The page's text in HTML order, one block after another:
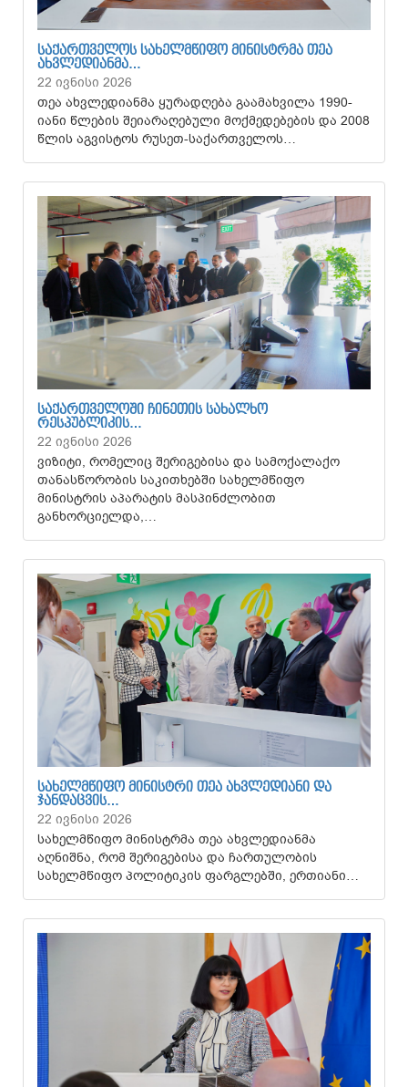
ᲡᲐᲥᲐᲠᲗᲕᲔᲚᲝᲡ ᲡᲐᲮᲔᲚᲛᲬᲘᲤᲝ ᲛᲘᲜᲘᲡᲢᲠᲛᲐ ᲗᲔᲐ
ᲐᲮᲕᲚᲔᲓᲘᲐᲜᲛᲐ…
22 ივნისი 2026
თეა ახვლედიანმა ყურადღება გაამახვილა 1990-
იანი წლების შეიარაღებული მოქმედებების და 2008
წლის აგვისტოს რუსეთ-საქართველოს…
ᲡᲐᲥᲐᲠᲗᲕᲔᲚᲝᲨᲘ ᲩᲘᲜᲔᲗᲘᲡ ᲡᲐᲮᲐᲚᲮᲝ
ᲠᲔᲡᲞᲣᲑᲚᲘᲙᲘᲡ…
22 ივნისი 2026
ვიზიტი, რომელიც შერიგებისა და სამოქალაქო
თანასწორობის საკითხებში სახელმწიფო
მინისტრის აპარატის მასპინძლობით
განხორციელდა,…
ᲡᲐᲮᲔᲚᲛᲬᲘᲤᲝ ᲛᲘᲜᲘᲡᲢᲠᲘ ᲗᲔᲐ ᲐᲮᲕᲚᲔᲓᲘᲐᲜᲘ ᲓᲐ
ᲯᲐᲜᲓᲐᲪᲕᲘᲡ…
22 ივნისი 2026
სახელმწიფო მინისტრმა თეა ახვლედიანმა
აღნიშნა, რომ შერიგებისა და ჩართულობის
სახელმწიფო პოლიტიკის ფარგლებში, ერთიანი…